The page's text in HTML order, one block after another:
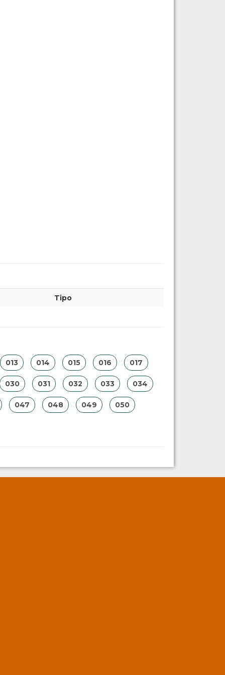
Tipo
013 014 015 016 017
030 031 032 033 034
047 048 049 050